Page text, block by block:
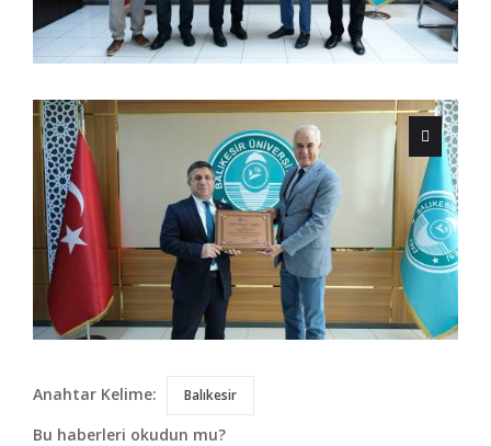
Anahtar Kelime: Balıkesir
Bu haberleri okudun mu?